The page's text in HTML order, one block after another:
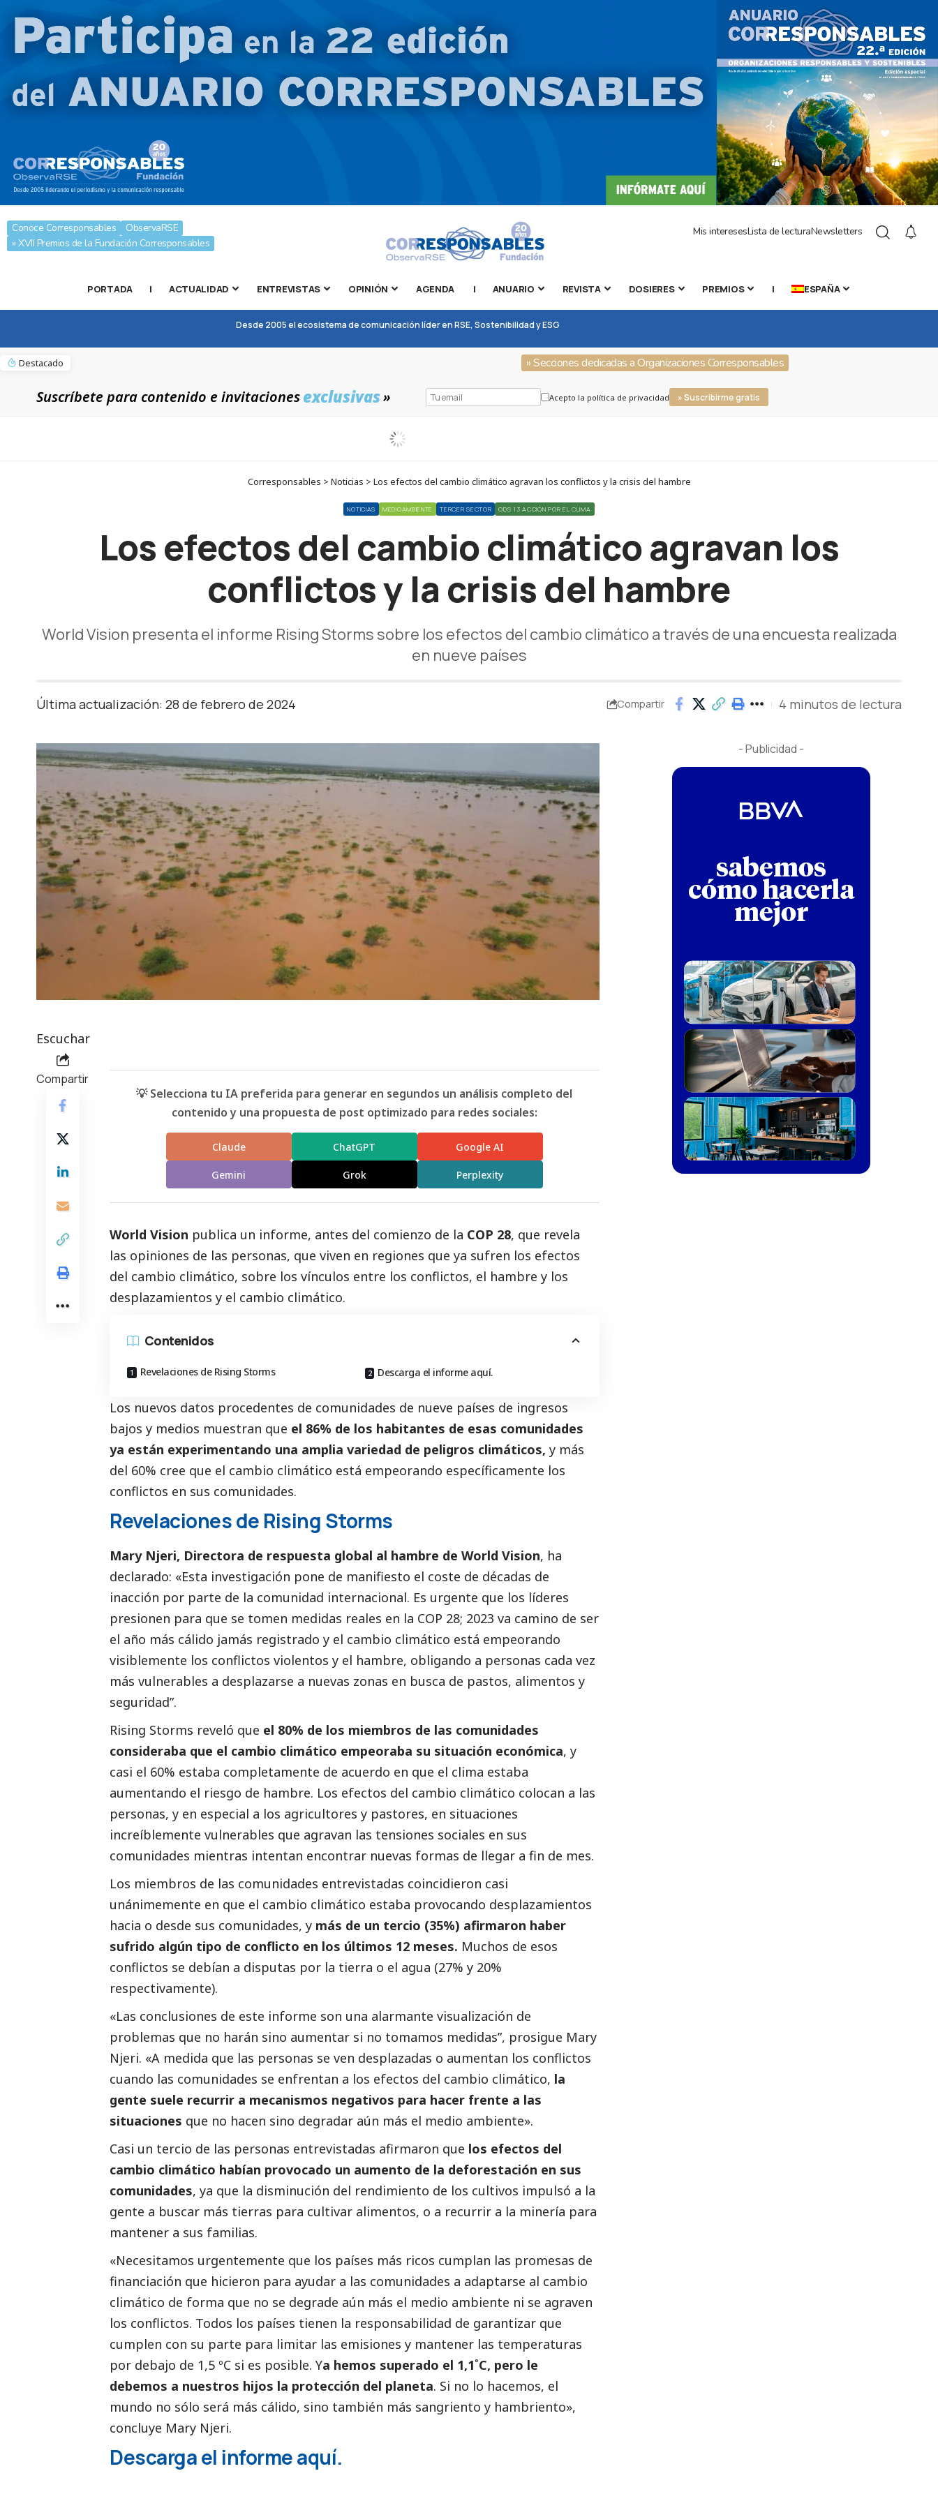
Conoce Corresponsables
ObservaRSE
» XVII Premios de la Fundación Corresponsables
Mis interesesLista de lecturaNewsletters
PORTADA | ACTUALIDAD ENTREVISTAS OPINIÓN AGENDA | ANUARIO REVISTA DOSIERES PREMIOS | ESPAÑA
Desde 2005 el ecosistema de comunicación líder en RSE, Sostenibilidad y ESG
Destacado » Secciones dedicadas a Organizaciones Corresponsables
Suscríbete para contenido e invitacionesexclusivas» Acepto la política de privacidad » Suscribirme gratis
Corresponsables > Noticias > Los efectos del cambio climático agravan los conflictos y la crisis del hambre
NOTICIAS MEDIOAMBIENTE TERCER SECTOR ODS 13 ACCIÓN POR EL CLIMA
Los efectos del cambio climático agravan los
conflictos y la crisis del hambre
World Vision presenta el informe Rising Storms sobre los efectos del cambio climático a través de una encuesta realizada
en nueve países
Última actualización: 28 de febrero de 2024 Compartir 4 minutos de lectura
Escuchar
Compartir
💡 Selecciona tu IA preferida para generar en segundos un análisis completo del
contenido y una propuesta de post optimizado para redes sociales:
Claude ChatGPT Google AI
Gemini Grok Perplexity
World Vision publica un informe, antes del comienzo de la COP 28, que revela
las opiniones de las personas, que viven en regiones que ya sufren los efectos
del cambio climático, sobre los vínculos entre los conflictos, el hambre y los
desplazamientos y el cambio climático.
Contenidos
Revelaciones de Rising Storms Descarga el informe aquí.
Los nuevos datos procedentes de comunidades de nueve países de ingresos
bajos y medios muestran que el 86% de los habitantes de esas comunidades
ya están experimentando una amplia variedad de peligros climáticos, y más
del 60% cree que el cambio climático está empeorando específicamente los
conflictos en sus comunidades.
Revelaciones de Rising Storms
Mary Njeri, Directora de respuesta global al hambre de World Vision, ha
declarado: «Esta investigación pone de manifiesto el coste de décadas de
inacción por parte de la comunidad internacional. Es urgente que los líderes
presionen para que se tomen medidas reales en la COP 28; 2023 va camino de ser
el año más cálido jamás registrado y el cambio climático está empeorando
visiblemente los conflictos violentos y el hambre, obligando a personas cada vez
más vulnerables a desplazarse a nuevas zonas en busca de pastos, alimentos y
seguridad”.
Rising Storms reveló que el 80% de los miembros de las comunidades
consideraba que el cambio climático empeoraba su situación económica, y
casi el 60% estaba completamente de acuerdo en que el clima estaba
aumentando el riesgo de hambre. Los efectos del cambio climático colocan a las
personas, y en especial a los agricultores y pastores, en situaciones
increíblemente vulnerables que agravan las tensiones sociales en sus
comunidades mientras intentan encontrar nuevas formas de llegar a fin de mes.
Los miembros de las comunidades entrevistadas coincidieron casi
unánimemente en que el cambio climático estaba provocando desplazamientos
hacia o desde sus comunidades, y más de un tercio (35%) afirmaron haber
sufrido algún tipo de conflicto en los últimos 12 meses. Muchos de esos
conflictos se debían a disputas por la tierra o el agua (27% y 20%
respectivamente).
«Las conclusiones de este informe son una alarmante visualización de
problemas que no harán sino aumentar si no tomamos medidas”, prosigue Mary
Njeri. «A medida que las personas se ven desplazadas o aumentan los conflictos
cuando las comunidades se enfrentan a los efectos del cambio climático, la
gente suele recurrir a mecanismos negativos para hacer frente a las
situaciones que no hacen sino degradar aún más el medio ambiente».
Casi un tercio de las personas entrevistadas afirmaron que los efectos del
cambio climático habían provocado un aumento de la deforestación en sus
comunidades, ya que la disminución del rendimiento de los cultivos impulsó a la
gente a buscar más tierras para cultivar alimentos, o a recurrir a la minería para
mantener a sus familias.
«Necesitamos urgentemente que los países más ricos cumplan las promesas de
financiación que hicieron para ayudar a las comunidades a adaptarse al cambio
climático de forma que no se degrade aún más el medio ambiente ni se agraven
los conflictos. Todos los países tienen la responsabilidad de garantizar que
cumplen con su parte para limitar las emisiones y mantener las temperaturas
por debajo de 1,5 ºC si es posible. Ya hemos superado el 1,1˚C, pero le
debemos a nuestros hijos la protección del planeta. Si no lo hacemos, el
mundo no sólo será más cálido, sino también más sangriento y hambriento»,
concluye Mary Njeri.
Descarga el informeaquí.
- Publicidad -